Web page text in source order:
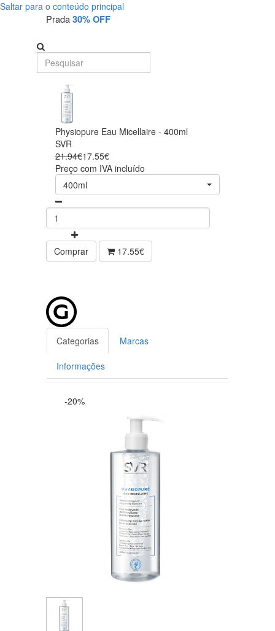
Saltar para o conteúdo principal
Prada30% OFF
Physiopure Eau Micellaire - 400ml
SVR
21.94€17.55€
Preço com IVA incluído
400ml
Comprar 17.55€
Categorias Marcas
Informações
-20%